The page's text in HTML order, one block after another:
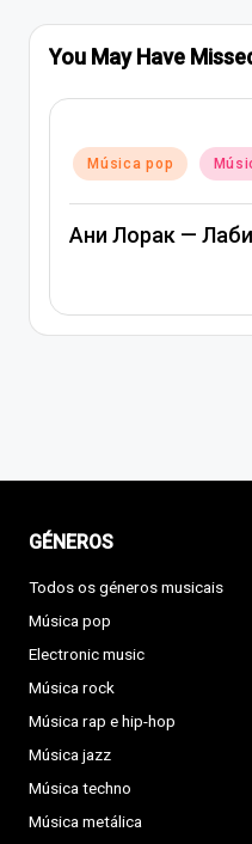
You May Have
in
Música
Música
Артем
GÉNEROS
Todos os géneros musicais
Música pop
Electronic music
Música rock
Música rap e hip-hop
Música jazz
Música techno
Música metálica